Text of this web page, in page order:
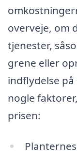
overveje, om
tjenester,
grene eller
indflydelse
nogle
prisen: